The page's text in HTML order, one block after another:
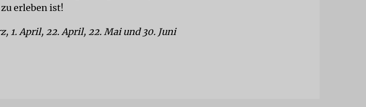
erleben ist!
1. April, 22. April, 22. Mai und 30. Juni